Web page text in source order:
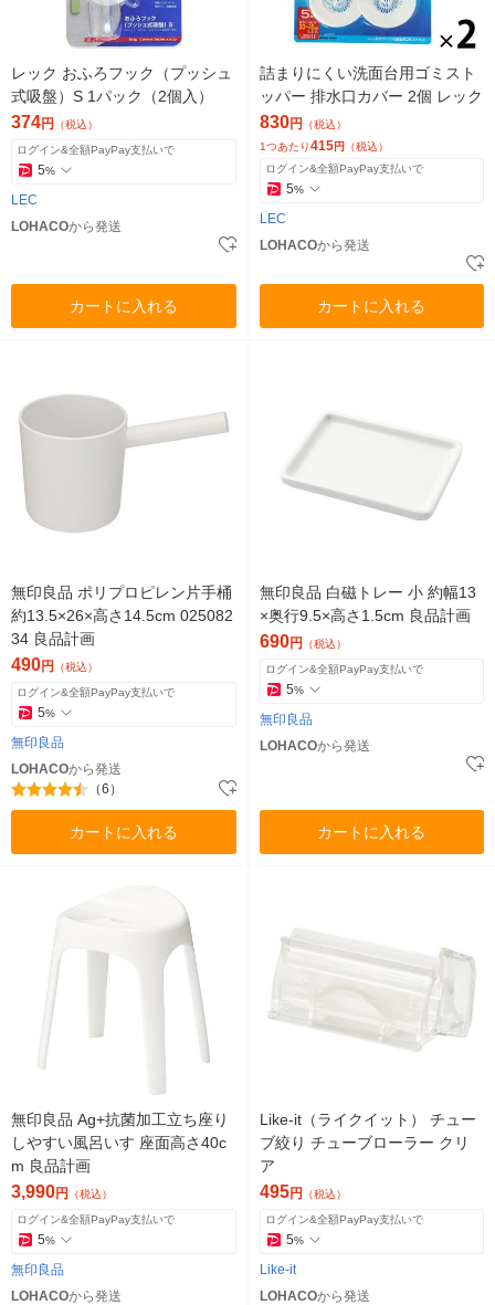
レック おふろフック（プッシュ
式吸盤）S 1パック（2個入）
374円 （税込）
ログイン&全額PayPay支払いで
5%
LEC
LOHACOから発送
カートに入れる
詰まりにくい洗面台用ゴミスト
ッパー 排水口カバー 2個 レック
830円 （税込）
1つあたり415円 （税込）
ログイン&全額PayPay支払いで
5%
LEC
LOHACOから発送
カートに入れる
無印良品 ポリプロピレン片手桶
約13.5×26×高さ14.5cm 025082
34 良品計画
490円 （税込）
ログイン&全額PayPay支払いで
5%
無印良品
LOHACOから発送
（6）
カートに入れる
無印良品 白磁トレー 小 約幅13
×奥行9.5×高さ1.5cm 良品計画
690円 （税込）
ログイン&全額PayPay支払いで
5%
無印良品
LOHACOから発送
カートに入れる
無印良品 Ag+抗菌加工立ち座り
しやすい風呂いす 座面高さ40c
m 良品計画
3,990円 （税込）
ログイン&全額PayPay支払いで
5%
無印良品
LOHACOから発送
Like-it（ライクイット） チュー
ブ絞り チューブローラー クリ
ア
495円 （税込）
ログイン&全額PayPay支払いで
5%
Like-it
LOHACOから発送